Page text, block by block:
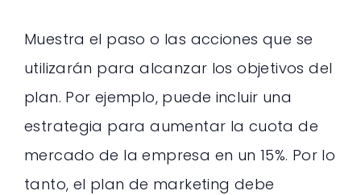
Muestra el paso o las acciones que se
utilizarán para alcanzar los objetivos del
plan. Por ejemplo, puede incluir una
estrategia para aumentar la cuota de
mercado de la empresa en un 15%. Por lo
tanto, el plan de marketing debe